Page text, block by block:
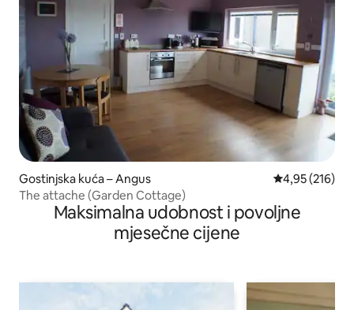
Gostinjska kuća – Angus Prosječna
4,95 (216)
The attache (Garden Cottage)
Maksimalna udobnost i povoljne
mjesečne cijene